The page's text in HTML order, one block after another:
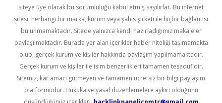
siteye üye olarak bu sorumluluğu kabul etmiş sayılırlar. Bu internet
sitesi, herhangi bir marka, kurum veya şahıs şirketi ile hiçbir bağlantısı
bulunmamaktadır. Sitede yalnızca kendi hazırladığımız makaleler
paylaşılmaktadır. Burada yer alan içerikler haber niteliği taşımamakta
olup, gerçek kurum ve kişiler hakkında paylaşım yapılmamaktadır.
Gerçek kurum ve kişiler ile isim benzerlikleri tamamen tesadüfidir.
Sitemiz, kar amacı gütmeyen ve tamamen ücretsiz bir bilgi paylaşım
platformudur. Hukuka ve yasal düzenlemelere aykırı olduğunu